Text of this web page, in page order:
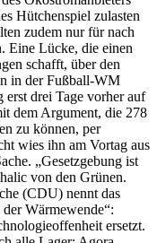
Hütchenspiel zulasten
zudem nur für nach
Eine Lücke, die einen
schafft, über den
in der Fußball-WM
drei Tage vorher auf
dem Argument, die 278
zu können, per
wies ihn am Vortag aus
„Gesetzgebung ist
von den Grünen.
(CDU) nennt das
Wärmewende“:
ersetzt.